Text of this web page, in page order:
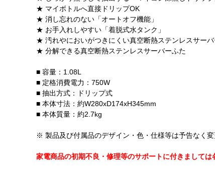
★ マイボトルへ直接ドリップOK
★ 消し忘れのない「オートオフ機能」
★ お手入れしやすい「着脱式水タンク」
★ 汚れやにおいがつきにくい真空断熱ステンレスサーバ
★ 分解できる真空断熱ステンレスサーバーふた
■ 容量：1.08L
■ 定格消費電力：750W
■ 抽出方式：ドリップ式
■ 本体寸法：約W280xD174xH345mm
■ 本体質量：約2.7kg
※ 製品及び付属品のデザイン・色・仕様等は予告なく
家電商品の初期不良・修理等のサポートに付きまして